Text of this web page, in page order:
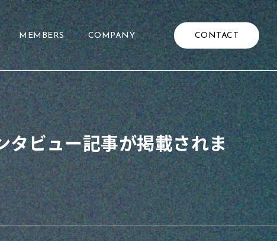
MEMBERS COMPANY CONTACT
タビュー記事が掲載されま